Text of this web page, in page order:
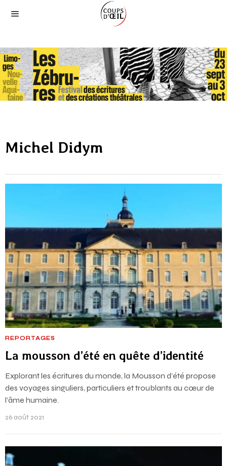
Michel Didym
REPORTAGES
La mousson d’été en quête d’identité
Explorant les écritures du monde, la Mousson d’été propose
des voyages singuliers, particuliers et troublants au cœur de
l’âme humaine.
26 août 2021